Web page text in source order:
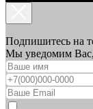
Подпишитесь на
Мы уведомим Вас,